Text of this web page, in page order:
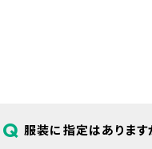
Q 服装に指定はあります